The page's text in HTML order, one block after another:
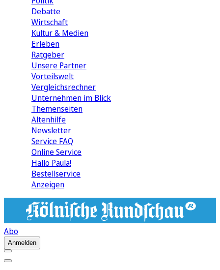
Debatte
Wirtschaft
Kultur & Medien
Erleben
Ratgeber
Unsere Partner
Vorteilswelt
Vergleichsrechner
Unternehmen im Blick
Themenseiten
Altenhilfe
Newsletter
Service FAQ
Online Service
Hallo Paula!
Bestellservice
Anzeigen
Abo
Anmelden